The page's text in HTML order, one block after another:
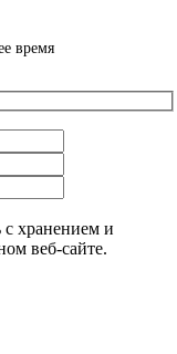
время
с хранением и
веб-сайте.